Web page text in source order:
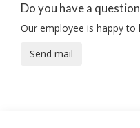
Do you have a
Our employee is happy
Send mail